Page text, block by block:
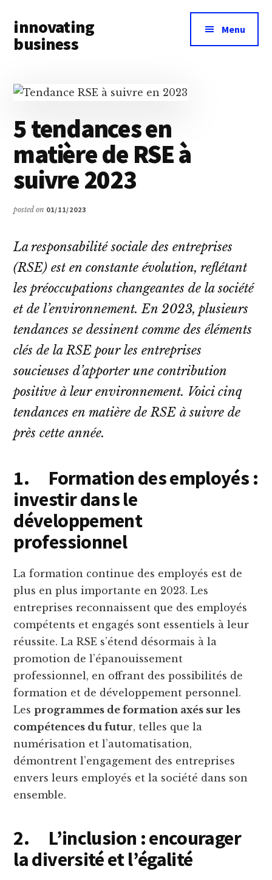
main
content
primary
sidebar
menu
innovating
business
business
innovation
portée
de
Menu
5 tendances en
matière de RSE à
suivre 2023
posted on 01/11/2023
La responsabilité sociale des entreprises
(RSE) est en constante évolution, reflétant
les préoccupations changeantes de la société
et de l’environnement. En 2023, plusieurs
tendances se dessinent comme des éléments
clés de la RSE pour les entreprises
soucieuses d’apporter une contribution
positive à leur environnement. Voici cinq
tendances en matière de RSE à suivre de
près cette année.
1.
Formation des employés :
investir dans le
développement
professionnel
La formation continue des employés est de
plus en plus importante en 2023. Les
entreprises reconnaissent que des employés
compétents et engagés sont essentiels à leur
réussite. La RSE s’étend désormais à la
promotion de l’épanouissement
professionnel, en offrant des possibilités de
formation et de développement personnel.
Lesprogrammes de formation axés sur les
compétences du futur, telles que la
numérisation et l’automatisation,
démontrent l’engagement des entreprises
envers leurs employés et la société dans son
ensemble.
2.
L’inclusion : encourager
la diversité et l’égalité